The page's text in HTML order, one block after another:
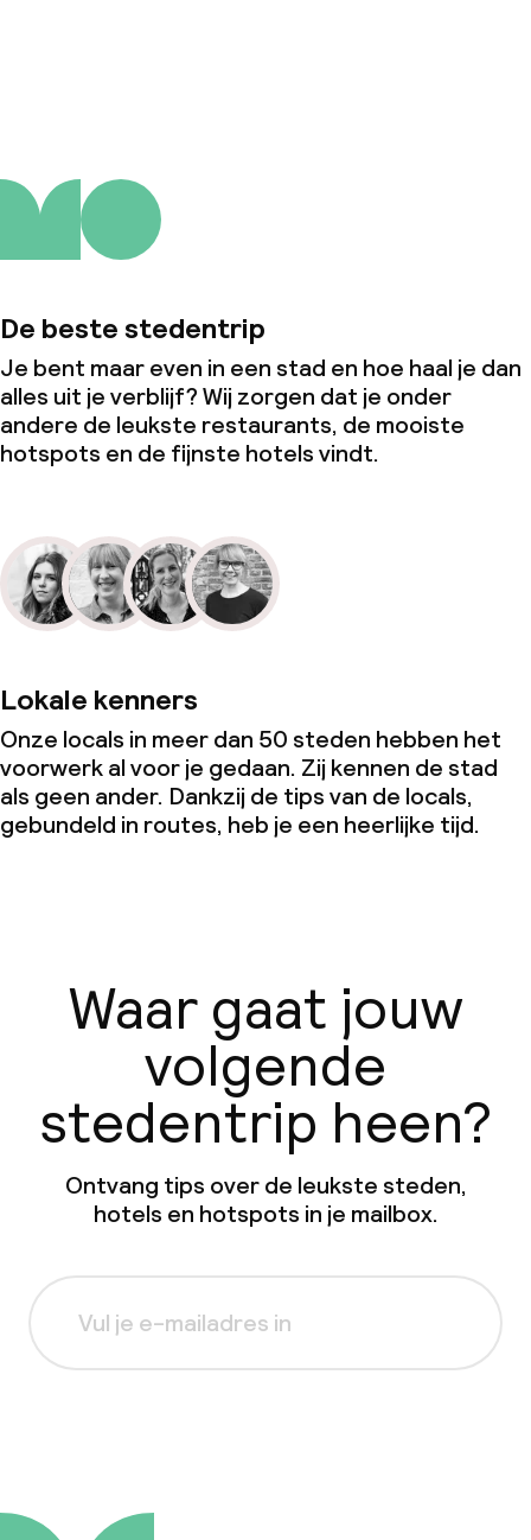
De beste stedentrip
Je bent maar even in een stad en hoe haal je dan
alles uit je verblijf? Wij zorgen dat je onder
andere de leukste restaurants, de mooiste
hotspots en de fijnste hotels vindt.
Lokale kenners
Onze locals in meer dan 50 steden hebben het
voorwerk al voor je gedaan. Zij kennen de stad
als geen ander. Dankzij de tips van de locals,
gebundeld in routes, heb je een heerlijke tijd.
Waar gaat jouw
volgende
stedentrip heen?
Ontvang tips over de leukste steden,
hotels en hotspots in je mailbox.